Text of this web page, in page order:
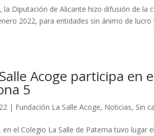
la Diputación de Alicante hizo difusión de la
2022, para entidades sin ánimo de
Acoge participa en
5
| Fundación La Salle Acoge, Noticias, Sin
el Colegio La Salle de Paterna tuvo lugar